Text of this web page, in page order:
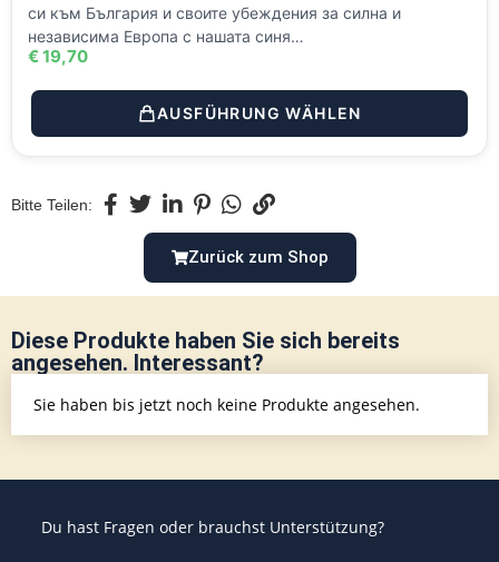
си към България и своите убеждения за силна и
независима Европа с нашата синя…
€19,70
AUSFÜHRUNG WÄHLEN
Bitte Teilen:
Zurück zum Shop
Diese Produkte haben Sie sich bereits
angesehen. Interessant?
Sie haben bis jetzt noch keine Produkte angesehen.
Du hast Fragen oder brauchst Unterstützung?